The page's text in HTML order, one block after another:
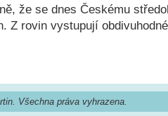
že se dnes Českému
Z rovin vystupují
Všechna práva vyhrazena.